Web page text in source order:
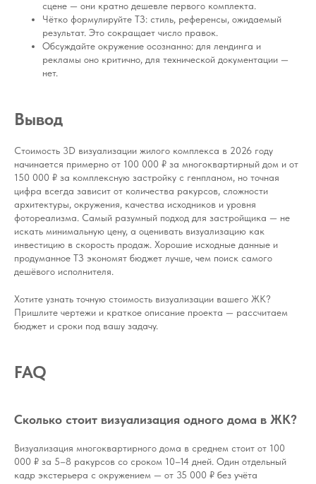
сцене — они кратно дешевле первого комплекта.
Чётко формулируйте ТЗ: стиль, референсы, ожидаемый
результат. Это сокращает число правок.
Обсуждайте окружение осознанно: для лендинга и
рекламы оно критично, для технической документации —
нет.
Вывод
Стоимость 3D визуализации жилого комплекса в 2026 году
начинается примерно от 100 000 ₽ за многоквартирный дом и от
150 000 ₽ за комплексную застройку с генпланом, но точная
цифра всегда зависит от количества ракурсов, сложности
архитектуры, окружения, качества исходников и уровня
фотореализма. Самый разумный подход для застройщика — не
искать минимальную цену, а оценивать визуализацию как
инвестицию в скорость продаж. Хорошие исходные данные и
продуманное ТЗ экономят бюджет лучше, чем поиск самого
дешёвого исполнителя.
Хотите узнать точную стоимость визуализации вашего ЖК?
Пришлите чертежи и краткое описание проекта — рассчитаем
бюджет и сроки под вашу задачу.
FAQ
Сколько стоит визуализация одного дома в ЖК?
Визуализация многоквартирного дома в среднем стоит от 100
000 ₽ за 5–8 ракурсов со сроком 10–14 дней. Один отдельный
кадр экстерьера с окружением — от 35 000 ₽ без учёта